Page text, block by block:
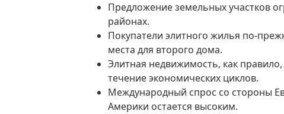
Предложение земельных участков ограничено, особенно в прибрежных
районах.
Покупатели элитного жилья по-прежнему выбирают Марбелью в качестве
места для второго дома.
Элитная недвижимость, как правило, лучше сохраняет свою стоимость в
течение экономических циклов.
Международный спрос со стороны Европы, Ближнего Востока и Северной
Америки остается высоким.